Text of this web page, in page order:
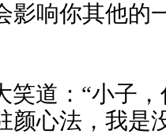
影响你其他的
道：“小子
颜心法，我是